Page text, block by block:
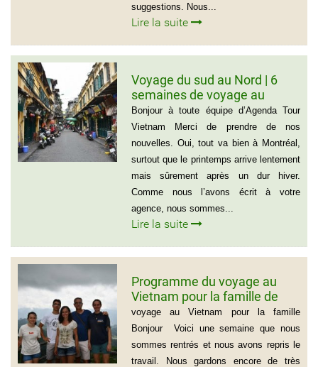
suggestions. Nous...
Lire la suite
Voyage du sud au Nord | 6
semaines de voyage au
Vietnam – Madame
Marguerite Côté et Monsieur
Gérald Lafleur – 001 514-355-
9066
Bonjour à toute équipe d’Agenda Tour
Vietnam Merci de prendre de nos
nouvelles. Oui, tout va bien à Montréal,
surtout que le printemps arrive lentement
mais sûrement après un dur hiver.
Comme nous l’avons écrit à votre
agence, nous sommes...
Lire la suite
Programme du voyage au
Vietnam pour la famille de
Mme BEAUGRAND
voyage au Vietnam pour la famille
Bonjour Voici une semaine que nous
sommes rentrés et nous avons repris le
travail. Nous gardons encore de très